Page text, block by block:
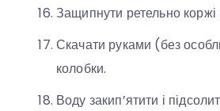
Защипнути ретельно коржі
Скачати руками (без
колобки.
Воду закип’ятити і